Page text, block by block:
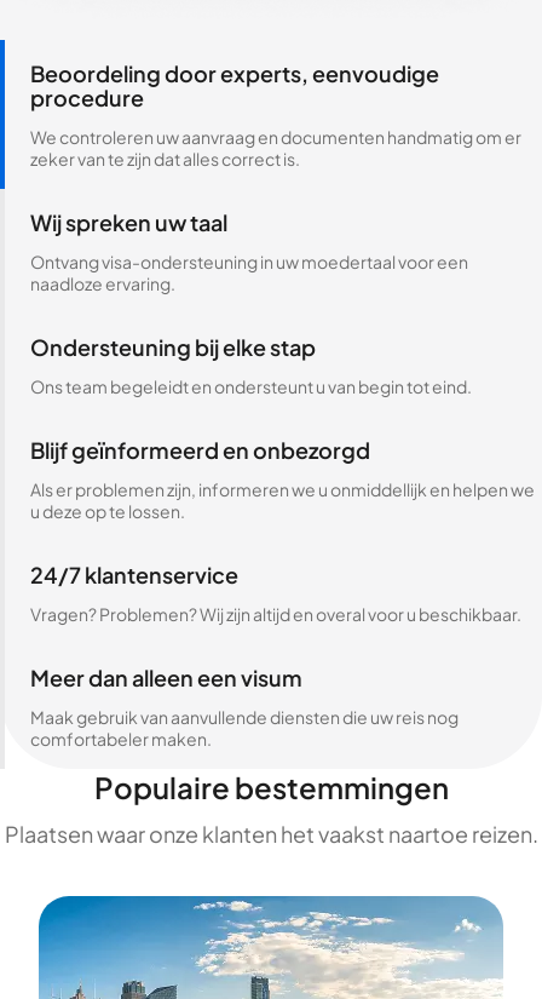
Beoordeling door experts, eenvoudige
procedure
We controleren uw aanvraag en documenten handmatig om er
zeker van te zijn dat alles correct is.
Wij spreken uw taal
Ontvang visa-ondersteuning in uw moedertaal voor een
naadloze ervaring.
Ondersteuning bij elke stap
Ons team begeleidt en ondersteunt u van begin tot eind.
Blijf geïnformeerd en onbezorgd
Als er problemen zijn, informeren we u onmiddellijk en helpen we
u deze op te lossen.
24/7 klantenservice
Vragen? Problemen? Wij zijn altijd en overal voor u beschikbaar.
Meer dan alleen een visum
Maak gebruik van aanvullende diensten die uw reis nog
comfortabeler maken.
Populaire bestemmingen
Plaatsen waar onze klanten het vaakst naartoe reizen.